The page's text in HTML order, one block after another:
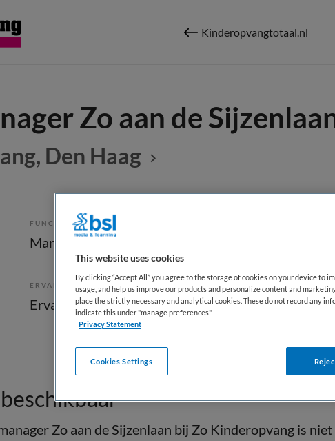
Kinderopvangtotaal.nl
Zo aan de
Den Haag
FUNCTIE
Manager kinderopvang
ERVARING
Ervaren
DIENSTVERBAND
Fulltime
Zo aan de Sijzenlaan bij Zo Kinderopvang is
This website uses cookies
By clicking “Accept All” you agree to the storage of cookies on your device to
usage, and help us improve our products and personalize content and
place the strictly necessary and analytical cookies. These do not record any
indicate this under "manage preferences"
Privacy Statement
Cookies Settings